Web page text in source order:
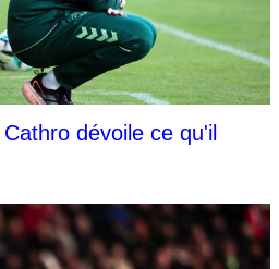
dévoile ce qu'il